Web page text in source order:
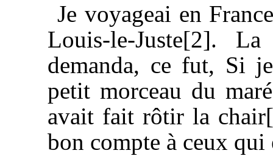
Je voyageai en
Louis-le-Juste[2].
demanda, ce fut, Si
petit morceau du
avait fait rôtir la
bon compte à ceux